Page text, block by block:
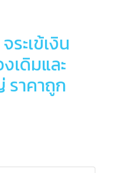
ระเข้เงิน
เดิมและ
ราคาถูก